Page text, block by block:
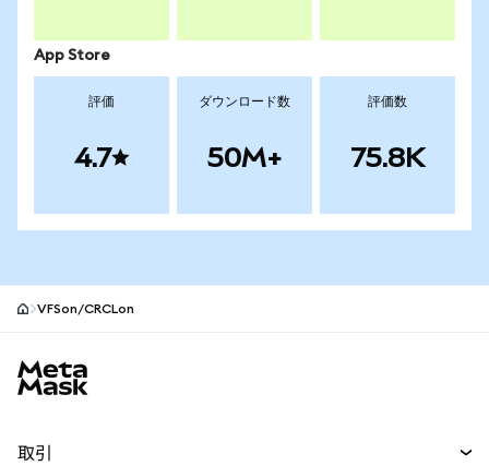
App Store
評価
4.7
ダウンロード数
50M+
評価数
75.8K
VFSon/CRCLon
取引